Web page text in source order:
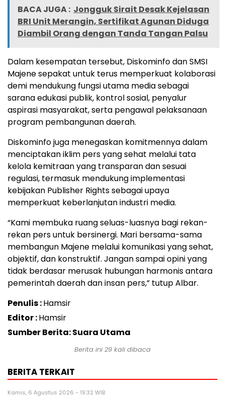
BACA JUGA : Jongguk Sirait Desak Kejelasan
BRI Unit Merangin, Sertifikat Agunan Diduga
Diambil Orang dengan Tanda Tangan Palsu
Dalam kesempatan tersebut, Diskominfo dan SMSI
Majene sepakat untuk terus memperkuat kolaborasi
demi mendukung fungsi utama media sebagai
sarana edukasi publik, kontrol sosial, penyalur
aspirasi masyarakat, serta pengawal pelaksanaan
program pembangunan daerah.
Diskominfo juga menegaskan komitmennya dalam
menciptakan iklim pers yang sehat melalui tata
kelola kemitraan yang transparan dan sesuai
regulasi, termasuk mendukung implementasi
kebijakan Publisher Rights sebagai upaya
memperkuat keberlanjutan industri media.
“Kami membuka ruang seluas-luasnya bagi rekan-
rekan pers untuk bersinergi. Mari bersama-sama
membangun Majene melalui komunikasi yang sehat,
objektif, dan konstruktif. Jangan sampai opini yang
tidak berdasar merusak hubungan harmonis antara
pemerintah daerah dan insan pers,” tutup Albar.
Penulis :Hamsir
Editor :Hamsir
Sumber Berita: Suara Utama
Berita ini 29 kali dibaca
BERITA TERKAIT
Kamis, 6 Agustus 2026 - 19:32 WIB